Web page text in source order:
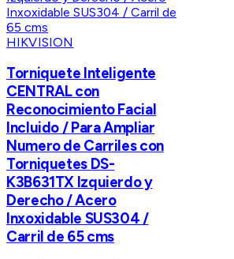
HIKVISION
Torniquete Inteligente
CENTRAL con
Reconocimiento Facial
Incluido / Para Ampliar
Numero de Carriles con
Torniquetes DS-
K3B631TX Izquierdo y
Derecho / Acero
Inxoxidable SUS304 /
Carril de 65 cms